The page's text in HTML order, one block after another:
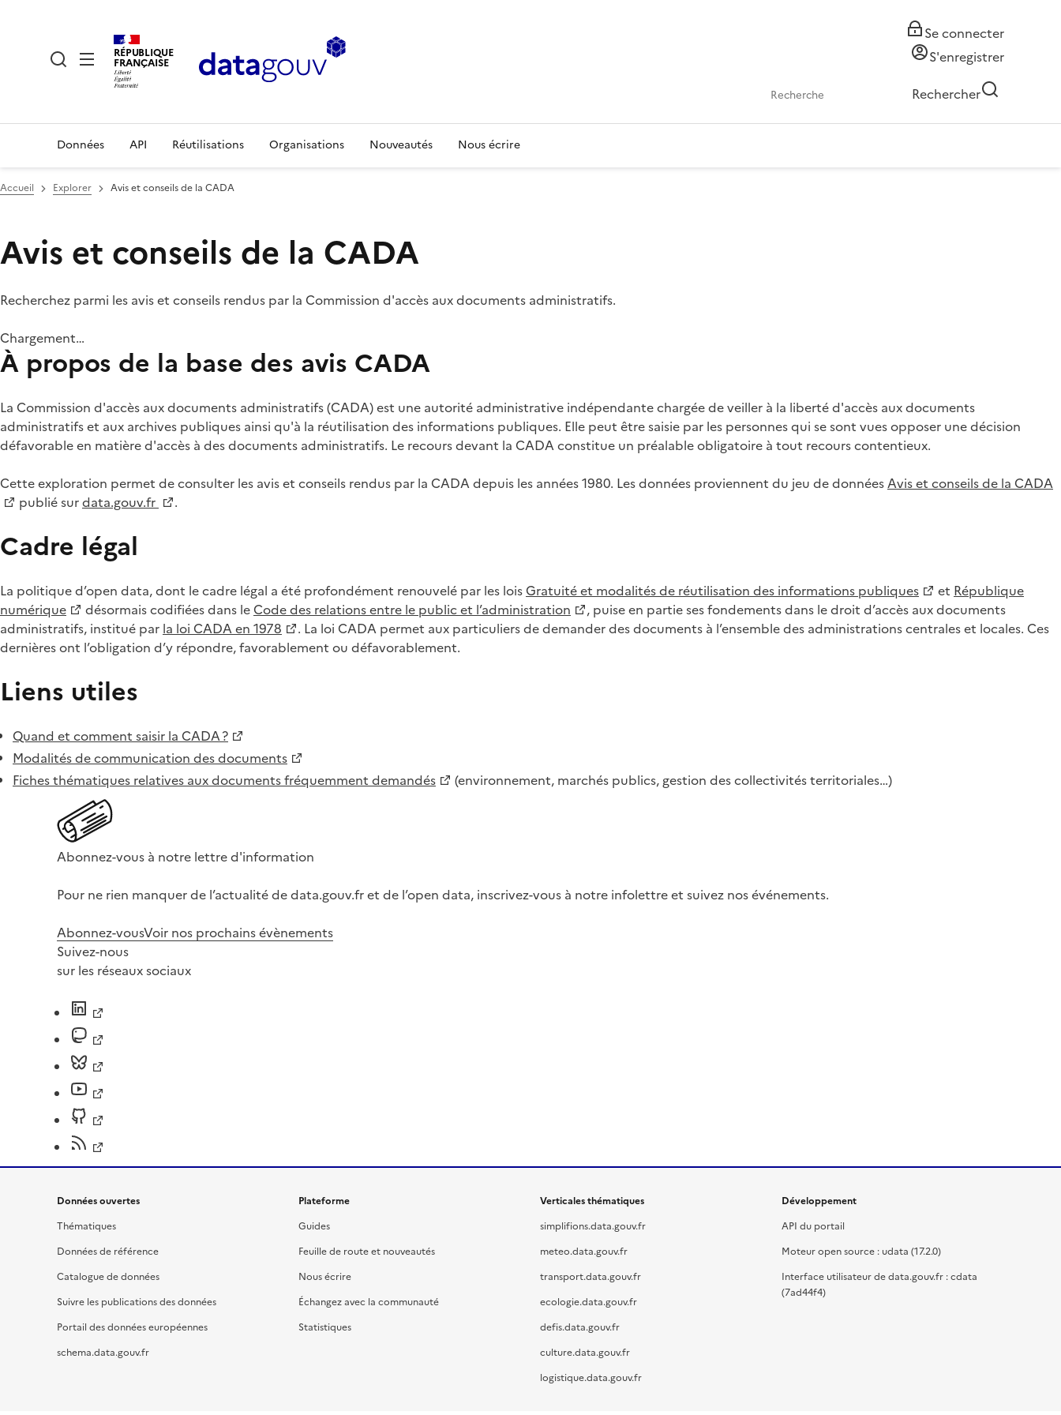
RÉPUBLIQUE
FRANÇAISE
Se connecter
S'enregistrer
Rechercher
Données API Réutilisations Organisations Nouveautés Nous écrire
Accueil Explorer Avis et conseils de la CADA
Avis et conseils de la CADA
Recherchez parmi les avis et conseils rendus par la Commission d'accès aux documents administratifs.
Chargement…
À propos de la base des avis CADA
La Commission d'accès aux documents administratifs (CADA) est une autorité administrative indépendante chargée de veiller à la liberté d'accès aux documents
administratifs et aux archives publiques ainsi qu'à la réutilisation des informations publiques. Elle peut être saisie par les personnes qui se sont vues opposer une décision
défavorable en matière d'accès à des documents administratifs. Le recours devant la CADA constitue un préalable obligatoire à tout recours contentieux.
Cette exploration permet de consulter les avis et conseils rendus par la CADA depuis les années 1980. Les données proviennent du jeu de donnéesAvis et conseils de la CADA
publié surdata.gouv.fr .
Cadre légal
La politique d’open data, dont le cadre légal a été profondément renouvelé par les loisGratuité et modalités de réutilisation des informations publiques et République
numérique
désormais codifiées dans le Code des relations entre le public et l’administration
, puise en partie ses fondements dans le droit d’accès aux documents
administratifs, institué par la loi CADA en 1978
. La loi CADA permet aux particuliers de demander des documents à l’ensemble des administrations centrales et locales. Ces
dernières ont l’obligation d’y répondre, favorablement ou défavorablement.
Liens utiles
Quand et comment saisir la CADA ?
Modalités de communication des documents
Fiches thématiques relatives aux documents fréquemment demandés
(environnement, marchés publics, gestion des collectivités territoriales…)
Abonnez-vous à notre lettre d'information
Pour ne rien manquer de l’actualité de data.gouv.fr et de l’open data, inscrivez-vous à notre infolettre et suivez nos événements.
Abonnez-vousVoir nos prochains évènements
Suivez-nous
sur les réseaux sociaux
Données ouvertes
Thématiques
Données de référence
Catalogue de données
Suivre les publications des données
Portail des données européennes
schema.data.gouv.fr
Plateforme
Guides
Feuille de route et nouveautés
Nous écrire
Échangez avec la communauté
Statistiques
Verticales thématiques
simplifions.data.gouv.fr
meteo.data.gouv.fr
transport.data.gouv.fr
ecologie.data.gouv.fr
defis.data.gouv.fr
culture.data.gouv.fr
logistique.data.gouv.fr
Développement
API du portail
Moteur open source : udata (17.2.0)
Interface utilisateur de data.gouv.fr : cdata
(7ad44f4)